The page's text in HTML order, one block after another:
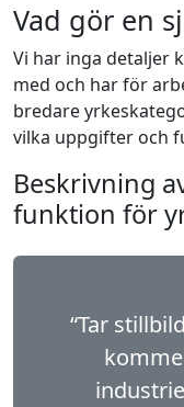
Vad gör en
Vi har inga detaljer
med och har för
bredare
vilka uppgifter och
Beskrivning
funktion för
“Tar